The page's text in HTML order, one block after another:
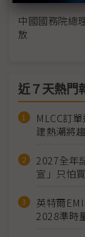
中國國務院總
放
近７天熱門
MLCC訂
建熱潮將
2027全年
宣」只怕
英特爾
2028準時